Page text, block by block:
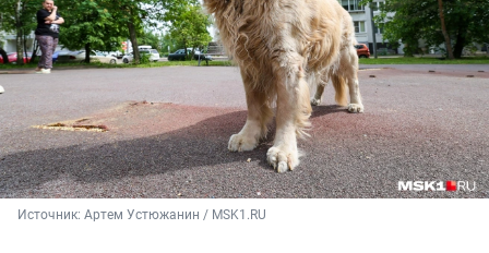
Источник: Артем Устюжанин / MSK1.RU